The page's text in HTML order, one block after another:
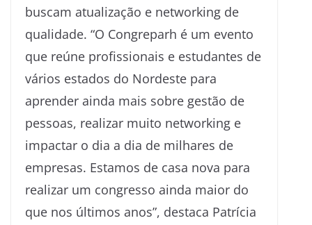
buscam atualização e networking de
qualidade. “O Congreparh é um evento
que reúne profissionais e estudantes de
vários estados do Nordeste para
aprender ainda mais sobre gestão de
pessoas, realizar muito networking e
impactar o dia a dia de milhares de
empresas. Estamos de casa nova para
realizar um congresso ainda maior do
que nos últimos anos”, destaca Patrícia